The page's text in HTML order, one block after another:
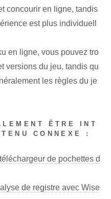
concourir en ligne, tandis
est plus individuell
en ligne, vous pouvez tro
versions du jeu, tandis qu
les règles du je
ÊTRE INT
CONNEXE :
de pochettes d
de registre avec Wise